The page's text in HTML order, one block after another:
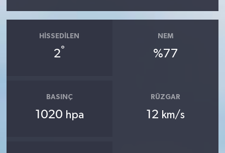
HISSEDILEN
2°
NEM
%77
BASINÇ
1020 hpa
RÜZGAR
12 km/s